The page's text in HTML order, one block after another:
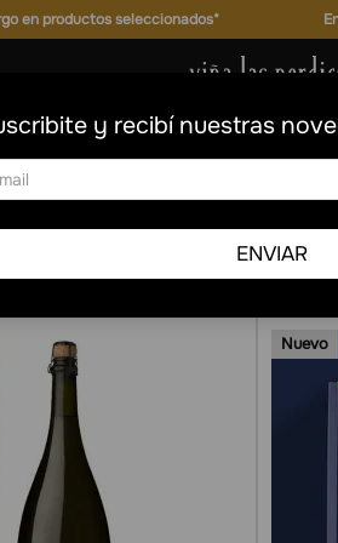
seleccionados* Envío sin
Nuevo
y recibí nuestras
ENVIAR